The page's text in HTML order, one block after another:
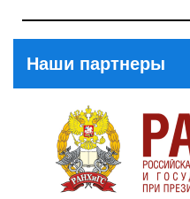
Наши партнеры